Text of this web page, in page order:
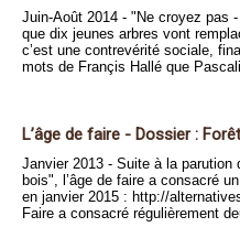
Juin-Août 2014 - "Ne croyez pas
que dix jeunes arbres vont
c’est une contrevérité sociale,
mots de Françis Hallé que
L’âge de faire - Dossier :
Janvier 2013 - Suite à la
bois", l’âge de faire a consacré
en janvier 2015 : http://
Faire a consacré régulièrement